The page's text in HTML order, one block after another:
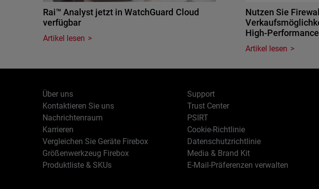
Rai™ Analyst jetzt in WatchGuard Cloud
verfügbar
Artikel lesen
Nutzen Sie
High-
Artikel lesen
Über uns
Kontaktieren Sie uns
Nachrichtenraum
Karrieren
Vergleichen Sie Geräte Firebox
Größenwerkzeug Firebox
Produktliste & SKUs
Support
Trust Center
PSIRT
Cookie-Richtlinie
Datenschutzrichtlinie
Media & Brand Kit
E-Mail-Präferenzen verwalten